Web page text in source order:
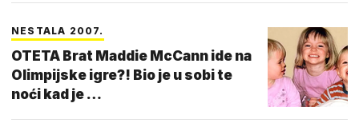
NESTALA 2007.
OTETA Brat Maddie McCann ide na
Olimpijske igre?! Bio je u sobi te
noći kad je …